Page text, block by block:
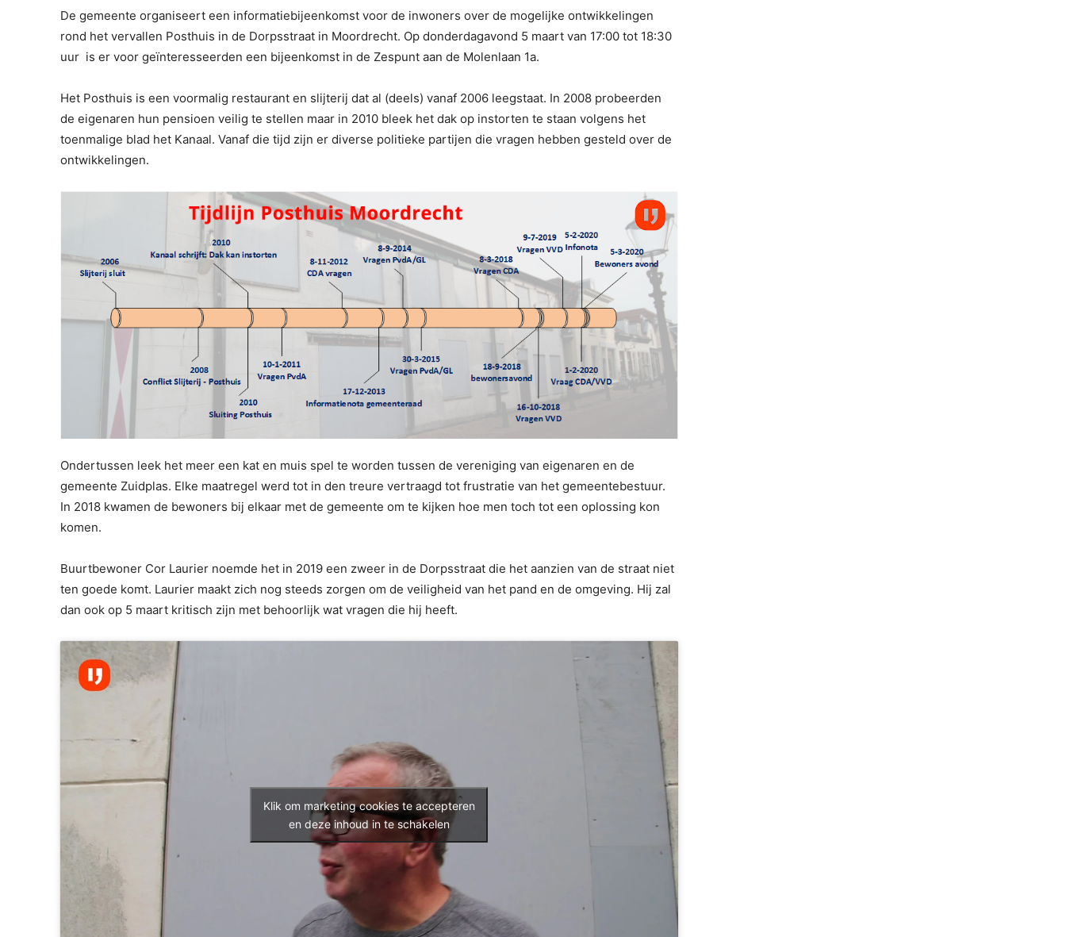
De gemeente organiseert een informatiebijeenkomst voor de inwoners over de mogelijke ontwikkelingen
rond het vervallen Posthuis in de Dorpsstraat in Moordrecht. Op donderdagavond 5 maart van 17:00 tot 18:30
uur is er voor geïnteresseerden een bijeenkomst in de Zespunt aan de Molenlaan 1a.
Het Posthuis is een voormalig restaurant en slijterij dat al (deels) vanaf 2006 leegstaat. In 2008 probeerden
de eigenaren hun pensioen veilig te stellen maar in 2010 bleek het dak op instorten te staan volgens het
toenmalige blad het Kanaal. Vanaf die tijd zijn er diverse politieke partijen die vragen hebben gesteld over de
ontwikkelingen.
Ondertussen leek het meer een kat en muis spel te worden tussen de vereniging van eigenaren en de
gemeente Zuidplas. Elke maatregel werd tot in den treure vertraagd tot frustratie van het gemeentebestuur.
In 2018 kwamen de bewoners bij elkaar met de gemeente om te kijken hoe men toch tot een oplossing kon
komen.
Buurtbewoner Cor Laurier noemde het in 2019 een zweer in de Dorpsstraat die het aanzien van de straat niet
ten goede komt. Laurier maakt zich nog steeds zorgen om de veiligheid van het pand en de omgeving. Hij zal
dan ook op 5 maart kritisch zijn met behoorlijk wat vragen die hij heeft.
Klik om marketing cookies te accepteren
en deze inhoud in te schakelen